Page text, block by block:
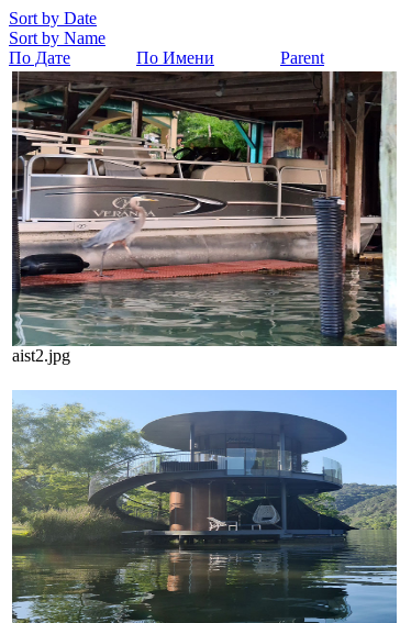
Sort by Date
Sort by Name
По Дате
По Имени Parent
aist2.jpg